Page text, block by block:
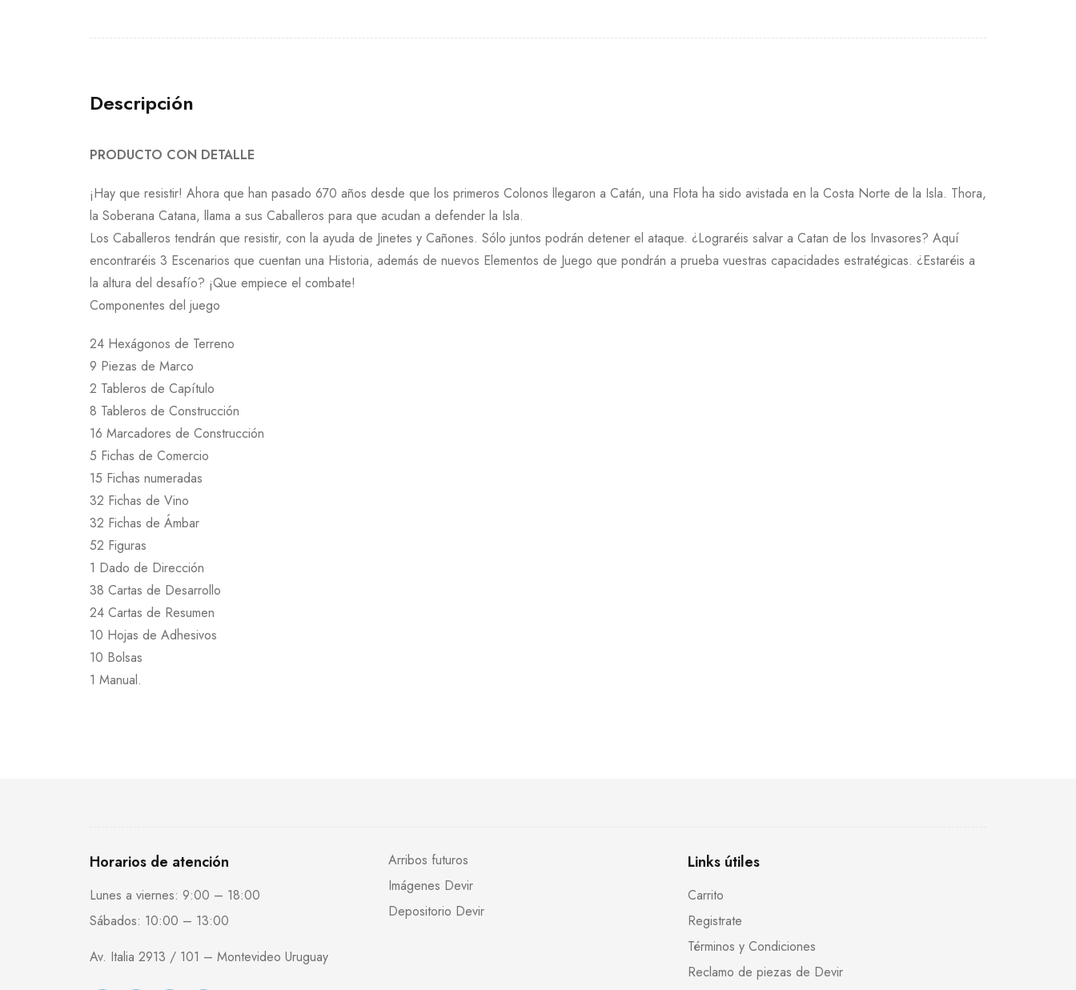
Descripción
PRODUCTO CON DETALLE
¡Hay que resistir! Ahora que han pasado 670 años desde que los primeros Colonos llegaron a Catán, una Flota ha sido avistada en la Costa Norte de la Isla. Thora,
la Soberana Catana, llama a sus Caballeros para que acudan a defender la Isla.
Los Caballeros tendrán que resistir, con la ayuda de Jinetes y Cañones. Sólo juntos podrán detener el ataque. ¿Lograréis salvar a Catan de los Invasores? Aquí
encontraréis 3 Escenarios que cuentan una Historia, además de nuevos Elementos de Juego que pondrán a prueba vuestras capacidades estratégicas. ¿Estaréis a
la altura del desafío? ¡Que empiece el combate!
Componentes del juego
24 Hexágonos de Terreno
9 Piezas de Marco
2 Tableros de Capítulo
8 Tableros de Construcción
16 Marcadores de Construcción
5 Fichas de Comercio
15 Fichas numeradas
32 Fichas de Vino
32 Fichas de Ámbar
52 Figuras
1 Dado de Dirección
38 Cartas de Desarrollo
24 Cartas de Resumen
10 Hojas de Adhesivos
10 Bolsas
1 Manual.
Horarios de atención
Lunes a viernes: 9:00 – 18:00
Sábados: 10:00 – 13:00
Av. Italia 2913 / 101 – Montevideo Uruguay
Arribos futuros
Imágenes Devir
Depositorio Devir
Links útiles
Carrito
Registrate
Términos y Condiciones
Reclamo de piezas de Devir